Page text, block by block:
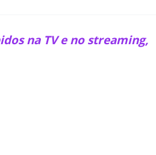
na TV e no streaming,